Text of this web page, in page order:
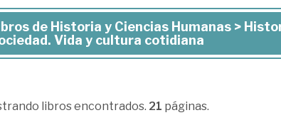
de Historia y Ciencias Humanas >
Vida y cultura cotidiana
libros encontrados. 21 páginas.